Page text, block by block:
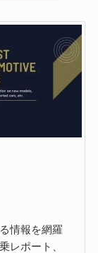
情報を網羅
レポート、